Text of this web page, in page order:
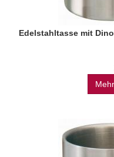
Edelstahltasse mit